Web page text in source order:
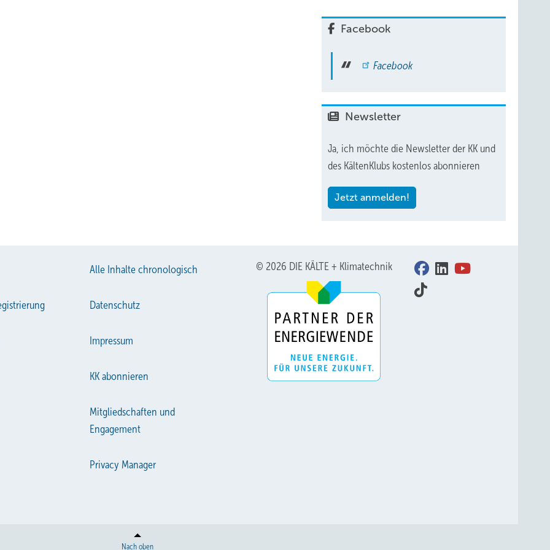
Facebook
Facebook
Newsletter
Ja, ich möchte die Newsletter der KK und
des KältenKlubs kostenlos abonnieren
Jetzt anmelden!
Alle Inhalte chronologisch
Datenschutz
Impressum
KK abonnieren
Mitgliedschaften und
Engagement
Privacy Manager
© 2026 DIE KÄLTE + Klimatechnik
Nach oben